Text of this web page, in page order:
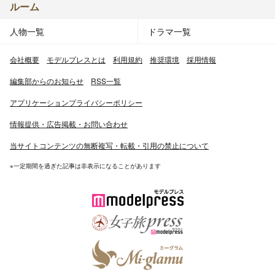
ルーム
人物一覧 ドラマ一覧
会社概要 モデルプレスとは 利用規約 推奨環境 採用情報
編集部からのお知らせ RSS一覧
アプリケーションプライバシーポリシー
情報提供・広告掲載・お問い合わせ
当サイトコンテンツの無断複写・転載・引用の禁止について
※一定期間を過ぎた記事は非表示になることがあります